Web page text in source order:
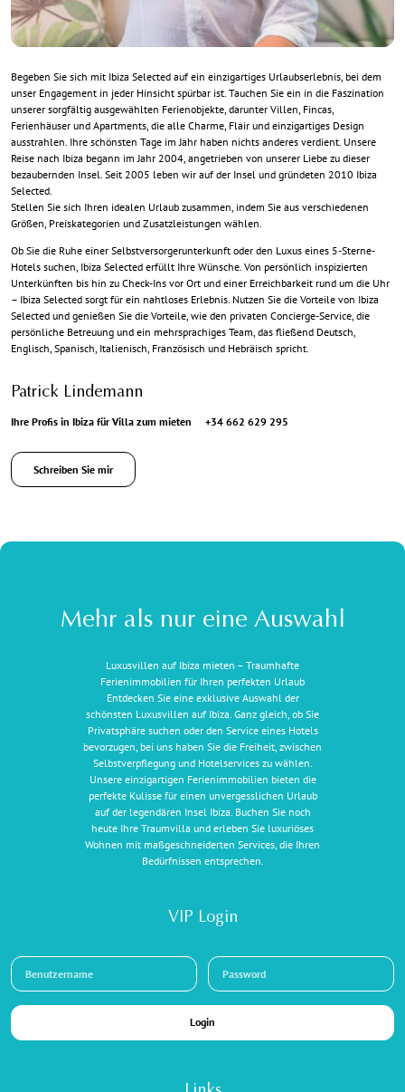
Begeben Sie sich mit Ibiza Selected auf ein einzigartiges Urlaubserlebnis, bei dem
unser Engagement in jeder Hinsicht spürbar ist. Tauchen Sie ein in die Faszination
unserer sorgfältig ausgewählten Ferienobjekte, darunter Villen, Fincas,
Ferienhäuser und Apartments, die alle Charme, Flair und einzigartiges Design
ausstrahlen. Ihre schönsten Tage im Jahr haben nichts anderes verdient. Unsere
Reise nach Ibiza begann im Jahr 2004, angetrieben von unserer Liebe zu dieser
bezaubernden Insel. Seit 2005 leben wir auf der Insel und gründeten 2010 Ibiza
Selected.
Stellen Sie sich Ihren idealen Urlaub zusammen, indem Sie aus verschiedenen
Größen, Preiskategorien und Zusatzleistungen wählen.
Ob Sie die Ruhe einer Selbstversorgerunterkunft oder den Luxus eines 5-Sterne-
Hotels suchen, Ibiza Selected erfüllt Ihre Wünsche. Von persönlich inspizierten
Unterkünften bis hin zu Check-Ins vor Ort und einer Erreichbarkeit rund um die Uhr
– Ibiza Selected sorgt für ein nahtloses Erlebnis. Nutzen Sie die Vorteile von Ibiza
Selected und genießen Sie die Vorteile, wie den privaten Concierge-Service, die
persönliche Betreuung und ein mehrsprachiges Team, das fließend Deutsch,
Englisch, Spanisch, Italienisch, Französisch und Hebräisch spricht.
Patrick Lindemann
Ihre Profis in Ibiza für Villa zum mieten +34 662 629 295
Schreiben Sie mir
Mehr als nur eine Auswahl
Luxusvillen auf Ibiza mieten – Traumhafte
Ferienimmobilien für Ihren perfekten Urlaub
Entdecken Sie eine exklusive Auswahl der
schönsten Luxusvillen auf Ibiza. Ganz gleich, ob Sie
Privatsphäre suchen oder den Service eines Hotels
bevorzugen, bei uns haben Sie die Freiheit, zwischen
Selbstverpflegung und Hotelservices zu wählen.
Unsere einzigartigen Ferienimmobilien bieten die
perfekte Kulisse für einen unvergesslichen Urlaub
auf der legendären Insel Ibiza. Buchen Sie noch
heute Ihre Traumvilla und erleben Sie luxuriöses
Wohnen mit maßgeschneiderten Services, die Ihren
Bedürfnissen entsprechen.
VIP Login
Login